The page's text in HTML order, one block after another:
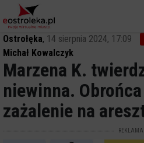
Ostrołęka, 14 sierpnia 2024, 17:09
Michał Kowalczyk
Marzena K.
niewinna.
zażalenie na
REKLAMA